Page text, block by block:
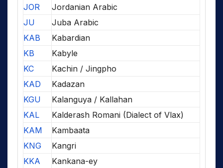
JOR
Jordanian Arabic
JU
Juba Arabic
KAB
Kabardian
KB
Kabyle
KC
Kachin / Jingpho
KAD
Kadazan
KGU
Kalanguya / Kallahan
KAL
Kalderash Romani (Dialect of Vlax)
KAM
Kambaata
KNG
Kangri
KKA
Kankana-ey